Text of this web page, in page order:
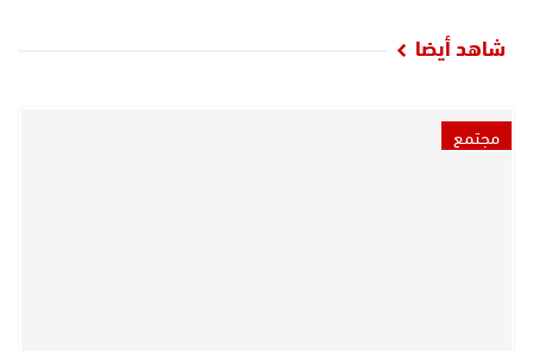
شاهد أيضا
مجتمع